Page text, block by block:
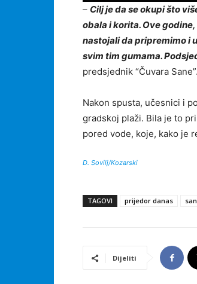
– Cilj je da se okupi što
obala i korita. Ove
nastojali da pripremimo i
svim tim gumama.
predsjednik “Čuvara Sane”.
Nakon spusta, učesnici i
gradskoj plaži. Bila je to
pored vode, koje, kako je
D. Sovilj/Kozarski
TAGOVI prijedor danas
Dijeliti